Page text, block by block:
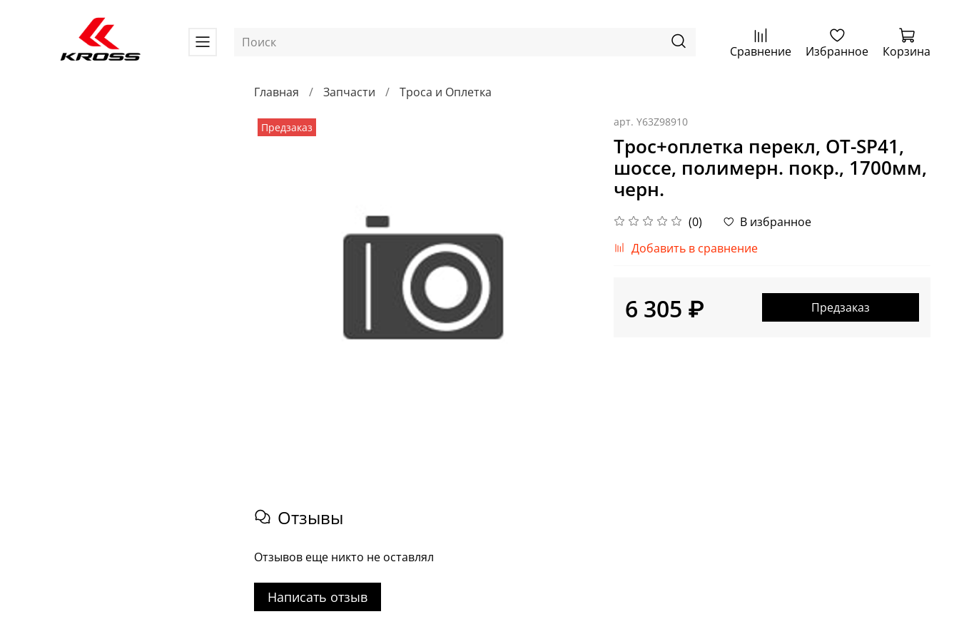
Сравнение Избранное Корзина
Главная Запчасти Троса и Оплетка
Предзаказ арт. Y63Z98910
Трос+оплетка перекл, OT-SP41,
шоссе, полимерн. покр., 1700мм,
черн.
(0)
В избранное
Добавить в сравнение
6 305 ₽ Предзаказ
Отзывы
Отзывов еще никто не оставлял
Написать отзыв